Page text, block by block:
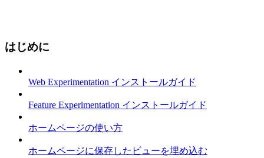
はじめに
Web Experimentation インストールガイド
Feature Experimentation インストールガイド
ホームページの使い方
ホームページに保存したビューを埋め込む